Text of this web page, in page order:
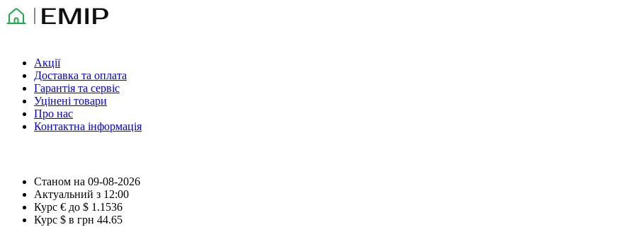
Акції
Доставка та оплата
Гарантія та сервіс
Уцінені товари
Про нас
Контактна інформація
Станом на 09-08-2026
Актуальний з 12:00
Курс € до $ 1.1536
Курс $ в грн 44.65